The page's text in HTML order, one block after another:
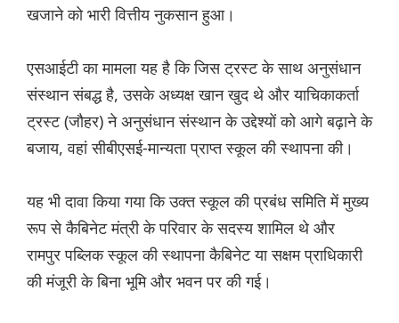
खजाने को भारी वित्तीय नुकसान हुआ।
एसआईटी का मामला यह है कि जिस ट्रस्ट के साथ अनुसंधान
संस्थान संबद्ध है, उसके अध्यक्ष खान खुद थे और याचिकाकर्ता
ट्रस्ट (जौहर) ने अनुसंधान संस्थान के उद्देश्यों को आगे बढ़ाने के
बजाय, वहां सीबीएसई-मान्यता प्राप्त स्कूल की स्थापना की।
यह भी दावा किया गया कि उक्त स्कूल की प्रबंध समिति में मुख्य
रूप से कैबिनेट मंत्री के परिवार के सदस्य शामिल थे और
रामपुर पब्लिक स्कूल की स्थापना कैबिनेट या सक्षम प्राधिकारी
की मंजूरी के बिना भूमि और भवन पर की गई।